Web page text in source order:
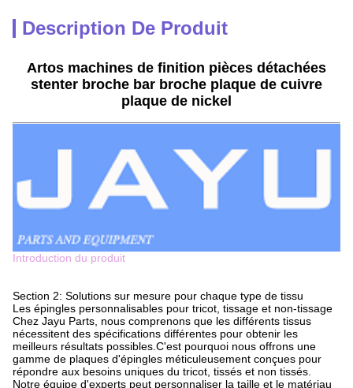
Description De Produit
Artos machines de finition pièces détachées
stenter broche bar broche plaque de cuivre
plaque de nickel
Introduction du produit
Section 2: Solutions sur mesure pour chaque type de tissu
Les épingles personnalisables pour tricot, tissage et non-tissage
Chez Jayu Parts, nous comprenons que les différents tissus
nécessitent des spécifications différentes pour obtenir les
meilleurs résultats possibles.C'est pourquoi nous offrons une
gamme de plaques d'épingles méticuleusement conçues pour
répondre aux besoins uniques du tricot, tissés et non tissés.
Notre équipe d'experts peut personnaliser la taille et le matériau